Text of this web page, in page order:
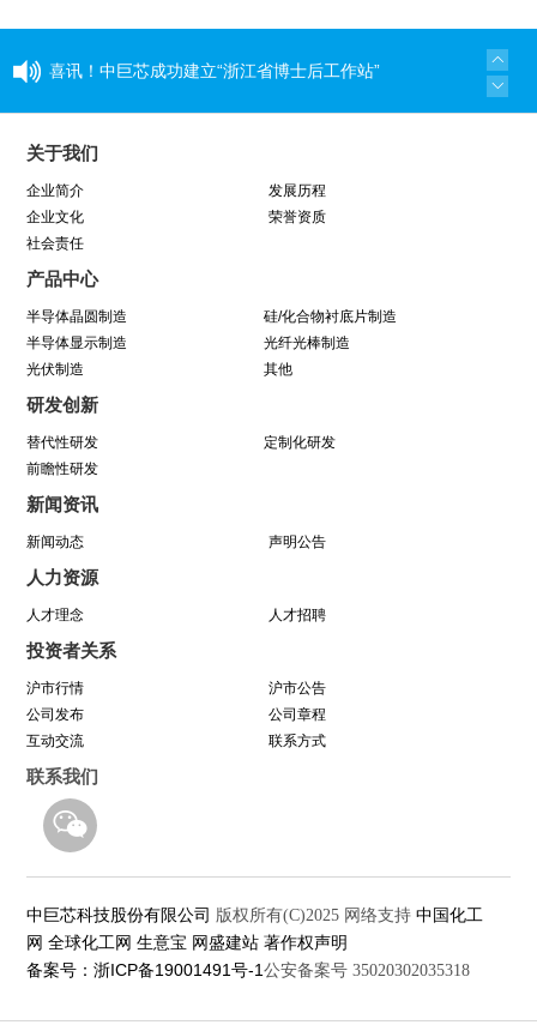
喜讯！中巨芯成功建立“浙江省博士后工作站”
动圆满结束
学芯谱理念 做靠谱者--中巨芯靠谱文化宣讲月活
动圆满收官
因为靠谱 所以信赖 | 中巨芯《芯谱》发布会
中巨芯参展SEMICON China 2021
八年靠谱路 芯程共奔赴——首届靠谱文化节开幕
与城同行，为热爱开跑
关于我们
企业简介
发展历程
企业文化
荣誉资质
社会责任
产品中心
半导体晶圆制造
硅/化合物衬底片制造
半导体显示制造
光纤光棒制造
光伏制造
其他
研发创新
替代性研发
定制化研发
前瞻性研发
新闻资讯
新闻动态 声明公告
人力资源
人才理念 人才招聘
投资者关系
沪市行情
沪市公告
公司发布
公司章程
互动交流
联系方式
联系我们
中巨芯科技股份有限公司 版权所有(C)2025 网络支持 中国化工
网 全球化工网 生意宝 网盛建站 著作权声明
备案号：浙ICP备19001491号-1公安备案号 35020302035318